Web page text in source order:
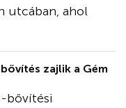
utcában, ahol
zajlik a Gém
bővítési